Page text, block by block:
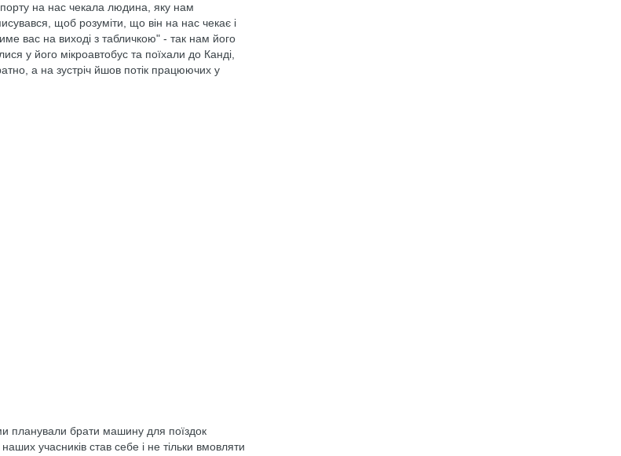
на нас чекала людина, яку нам
щоб розуміти, що він на нас чекає і
вас на виході з табличкою" - так нам його
у його мікроавтобус та поїхали до Канді,
а на зустріч йшов потік працюючих у
планували брати машину для поїздок
учасників став себе і не тільки вмовляти